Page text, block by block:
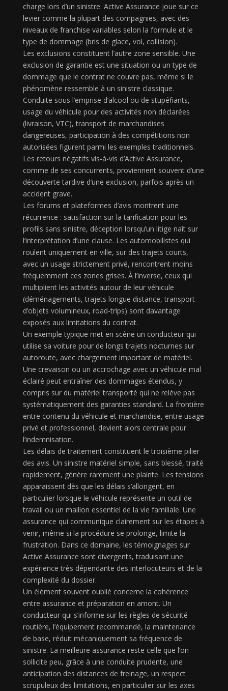
charge lors d’un sinistre. Active Assurance joue sur ce
levier comme la plupart des compagnies, avec des
niveaux de franchise variables selon la formule et le
type de dommage (bris de glace, vol, collision).
Les exclusions constituent l’autre zone sensible. Une
exclusion de garantie est une situation ou un type de
dommage que le contrat ne couvre pas, même si le
phénomène ressemble à un sinistre classique.
Conduite sous l’emprise d’alcool ou de stupéfiants,
usage du véhicule pour des activités non déclarées
(livraison, VTC), transport de marchandises
dangereuses, participation à des compétitions non
autorisées figurent parmi les exemples traditionnels.
Les retours négatifs vis-à-vis d’Active Assurance,
comme de ses concurrents, proviennent souvent d’une
découverte tardive d’une exclusion, parfois après un
accident grave.
Les forums et plateformes d’avis montrent une
récurrence : satisfaction sur la tarification pour les
profils sans sinistre, déception lorsqu’un litige naît sur
l’interprétation d’une clause. Les automobilistes qui
roulent uniquement en ville, sur des trajets courts,
avec un usage strictement privé, rencontrent moins
fréquemment ces zones grises. À l’inverse, ceux qui
multiplient les activités autour de leur véhicule
(déménagements, trajets longue distance, transport
d’objets volumineux, road-trips) sont davantage
exposés aux limitations du contrat.
Un exemple typique met en scène un conducteur qui
utilise sa voiture pour de longs trajets nocturnes sur
autoroute, avec chargement important de matériel.
Une crevaison ou un accrochage avec un véhicule mal
éclairé peut entraîner des dommages étendus, y
compris sur du matériel transporté qui ne relève pas
systématiquement des garanties standard. La frontière
entre contenu du véhicule et marchandise, entre usage
privé et professionnel, devient alors centrale pour
l’indemnisation.
Les délais de traitement constituent le troisième pilier
des avis. Un sinistre matériel simple, sans blessé, traité
rapidement, génère rarement une plainte. Les tensions
apparaissent dès que les délais s’allongent, en
particulier lorsque le véhicule représente un outil de
travail ou un maillon essentiel de la vie familiale. Une
assurance qui communique clairement sur les étapes à
venir, même si la procédure se prolonge, limite la
frustration. Dans ce domaine, les témoignages sur
Active Assurance sont divergents, traduisant une
expérience très dépendante des interlocuteurs et de la
complexité du dossier.
Un élément souvent oublié concerne la cohérence
entre assurance et préparation en amont. Un
conducteur qui s’informe sur les règles de sécurité
routière, l’équipement recommandé, la maintenance
de base, réduit mécaniquement sa fréquence de
sinistre. La meilleure assurance reste celle que l’on
sollicite peu, grâce à une conduite prudente, une
anticipation des distances de freinage, un respect
scrupuleux des limitations, en particulier sur les axes